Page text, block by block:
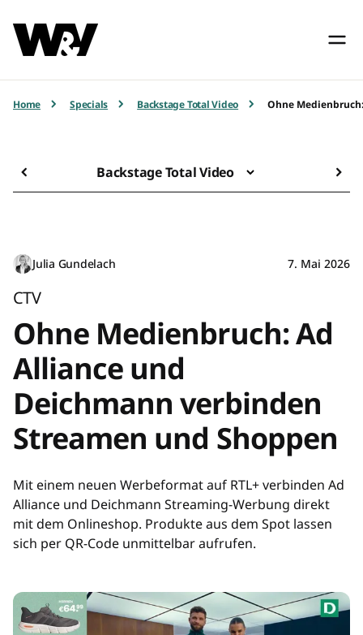
Home Specials Backstage Total Video Ohne
Backstage Total Video
Julia Gundelach 7. Mai 2026
CTV
Ohne Medienbruch: Ad
Alliance und
Deichmann verbinden
Streamen und Shoppen
Mit einem neuen Werbeformat auf RTL+ verbinden Ad
Alliance und Deichmann Streaming-Werbung direkt
mit dem Onlineshop. Produkte aus dem Spot lassen
sich per QR-Code unmittelbar aufrufen.